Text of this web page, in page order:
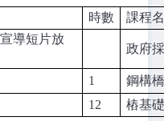
時數
課程
導短片放
政府
1
鋼構
12 樁基